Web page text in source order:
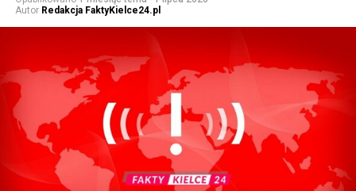
Autor Redakcja FaktyKielce24.pl